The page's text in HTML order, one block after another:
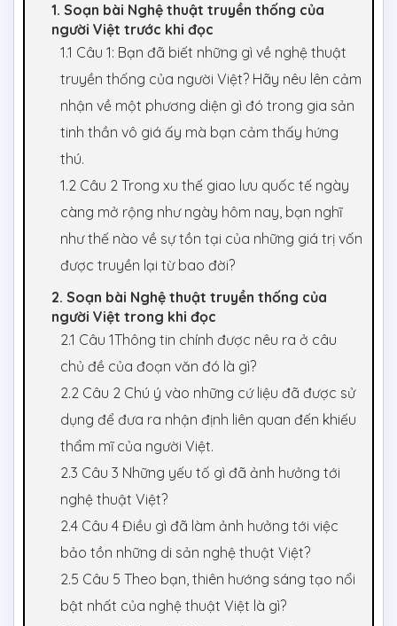
1. Soạn bài Nghệ thuật truyền thống của
người Việt trước khi đọc
1.1 Câu 1: Bạn đã biết những gì về nghệ thuật
truyền thống của người Việt? Hãy nêu lên cảm
nhận về một phương diện gì đó trong gia sản
tinh thần vô giá ấy mà bạn cảm thấy hứng
thú.
1.2 Câu 2 Trong xu thế giao lưu quốc tế ngày
càng mở rộng như ngày hôm nay, bạn nghĩ
như thế nào về sự tồn tại của những giá trị vốn
được truyền lại từ bao đời?
2. Soạn bài Nghệ thuật truyền thống của
người Việt trong khi đọc
2.1 Câu 1Thông tin chính được nêu ra ở câu
chủ đề của đoạn văn đó là gì?
2.2 Câu 2 Chú ý vào những cứ liệu đã được sử
dụng để đưa ra nhận định liên quan đến khiếu
thẩm mĩ của người Việt.
2.3 Câu 3 Những yếu tố gì đã ảnh hưởng tới
nghệ thuật Việt?
2.4 Câu 4 Điều gì đã làm ảnh hưởng tới việc
bảo tồn những di sản nghệ thuật Việt?
2.5 Câu 5 Theo bạn, thiên hướng sáng tạo nổi
bật nhất của nghệ thuật Việt là gì?